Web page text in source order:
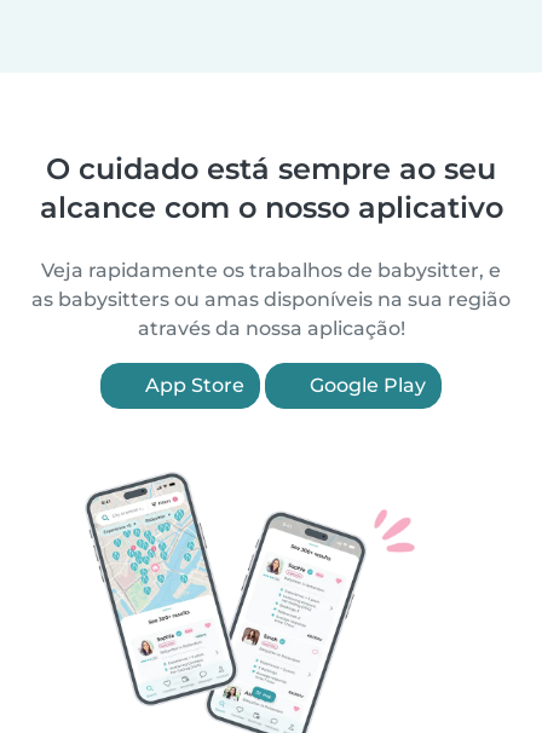
O cuidado está sempre ao seu
alcance com o nosso aplicativo
Veja rapidamente os trabalhos de babysitter, e
as babysitters ou amas disponíveis na sua região
através da nossa aplicação!
App Store Google Play